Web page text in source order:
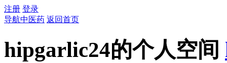
注册 登录
导航中医药 返回首页
hipgarlic24的个人空间